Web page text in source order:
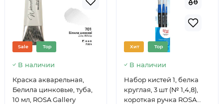
Sale Top
В наличии
Краска акварельная,
Белила цинковые, туба,
10 мл, ROSA Gallery
Хит Top
В наличии
Набор кистей 1, белка
круглая, 3 шт (№ 1,4,8),
короткая ручка ROSA